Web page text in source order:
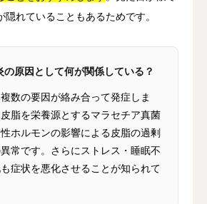
隠れていることもあるためです。
の原因として何が関係している？
数の要因が絡み合って発症しま
脂を栄養源とするマラセチア真菌
ホルモンの影響による皮脂の過剰
常です。さらにストレス・睡眠不
症状を悪化させることが知られて